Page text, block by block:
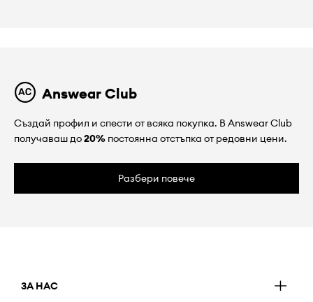
Answear Club
Създай профил и спести от всяка покупка. В Answear Club
получаваш до20% постоянна отстъпка от редовни цени.
Разбери повече
ЗА НАС